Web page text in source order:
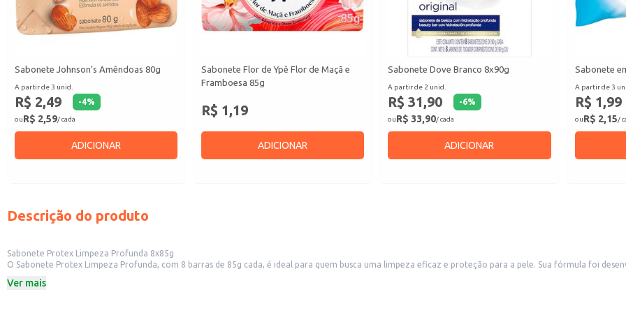
Sabonete Johnson’s Amêndoas 80g
A partir de 3 unid.
R$ 2,49 -4%
ouR$ 2,59/ cada
ADICIONAR
Sabonete Flor de Ypê Flor de Maçã e
Framboesa 85g
R$ 1,19
ADICIONAR
Sabonete Dove Branco 8x90g
A partir de 2 unid.
R$ 31,90 -6%
ouR$ 33,90/ cada
ADICIONAR
Sabonete
A partir de 3
R$ 1,99
ouR$ 2,15/
Descrição do produto
Sabonete Protex Limpeza Profunda 8x85g
O Sabonete Protex Limpeza Profunda, com 8 barras de 85g cada, é ideal para quem busca uma limpeza eficaz e proteção para a pele. Sua fórmula foi
Este produto é indicado para:
Ver mais